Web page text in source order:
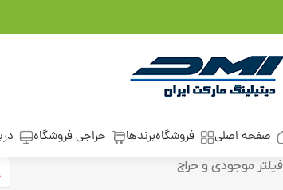
صفحه اصلی فروشگاهبرندها حراجی فروشگاه
فیلتر موجودی و حراج